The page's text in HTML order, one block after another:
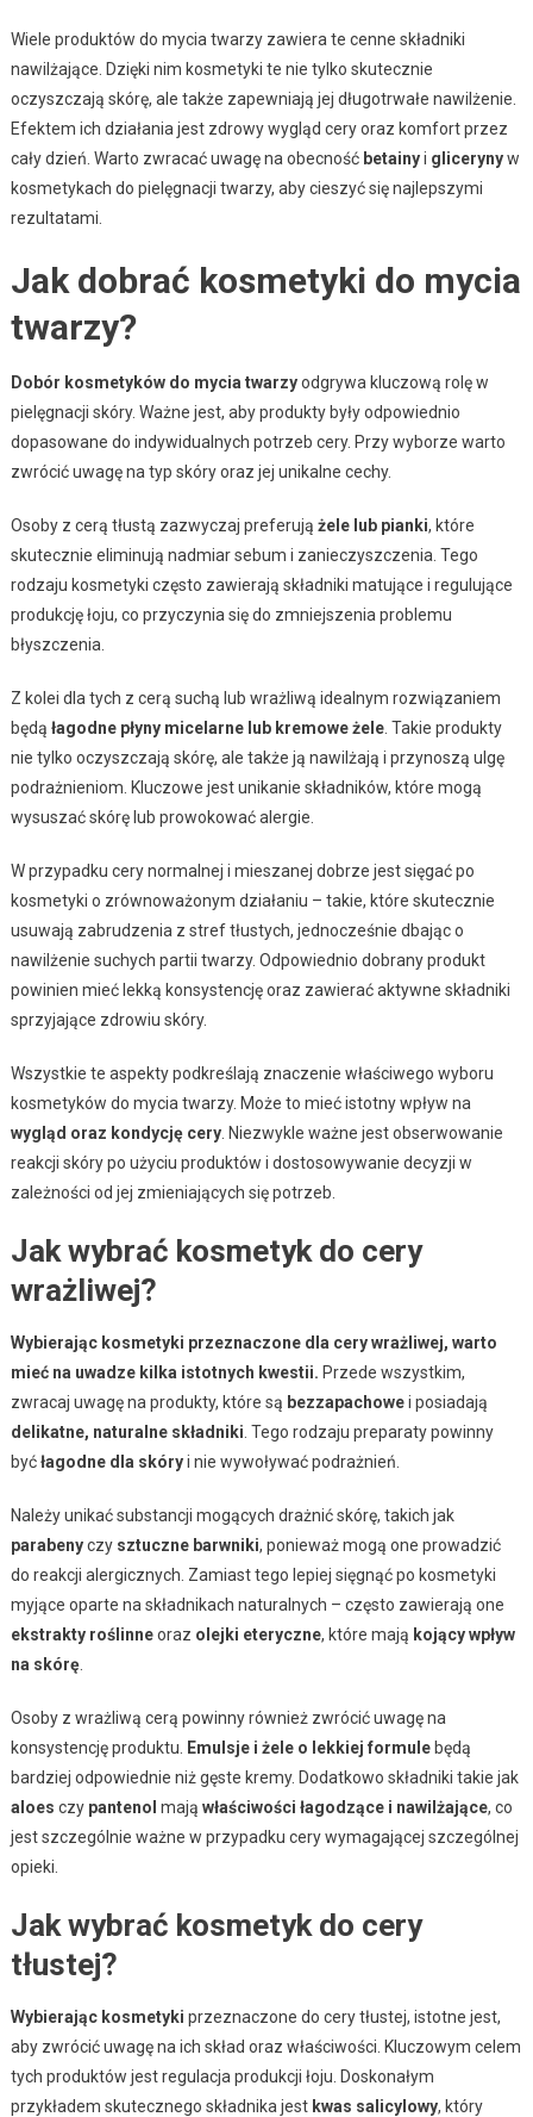
Wiele produktów do mycia twarzy zawiera te cenne składniki
nawilżające. Dzięki nim kosmetyki te nie tylko skutecznie
oczyszczają skórę, ale także zapewniają jej długotrwałe nawilżenie.
Efektem ich działania jest zdrowy wygląd cery oraz komfort przez
cały dzień. Warto zwracać uwagę na obecność betainyi glicerynyw
kosmetykach do pielęgnacji twarzy, aby cieszyć się najlepszymi
rezultatami.
Jak dobrać kosmetyki do mycia
twarzy?
Dobór kosmetyków do mycia twarzyodgrywa kluczową rolę w
pielęgnacji skóry. Ważne jest, aby produkty były odpowiednio
dopasowane do indywidualnych potrzeb cery. Przy wyborze warto
zwrócić uwagę na typ skóry oraz jej unikalne cechy.
Osoby z cerą tłustą zazwyczaj preferują żele lub pianki, które
skutecznie eliminują nadmiar sebum i zanieczyszczenia. Tego
rodzaju kosmetyki często zawierają składniki matujące i regulujące
produkcję łoju, co przyczynia się do zmniejszenia problemu
błyszczenia.
Z kolei dla tych z cerą suchą lub wrażliwą idealnym rozwiązaniem
będą łagodne płyny micelarne lub kremowe żele. Takie produkty
nie tylko oczyszczają skórę, ale także ją nawilżają i przynoszą ulgę
podrażnieniom. Kluczowe jest unikanie składników, które mogą
wysuszać skórę lub prowokować alergie.
W przypadku cery normalnej i mieszanej dobrze jest sięgać po
kosmetyki o zrównoważonym działaniu – takie, które skutecznie
usuwają zabrudzenia z stref tłustych, jednocześnie dbając o
nawilżenie suchych partii twarzy. Odpowiednio dobrany produkt
powinien mieć lekką konsystencję oraz zawierać aktywne składniki
sprzyjające zdrowiu skóry.
Wszystkie te aspekty podkreślają znaczenie właściwego wyboru
kosmetyków do mycia twarzy. Może to mieć istotny wpływ na
wygląd oraz kondycję cery. Niezwykle ważne jest obserwowanie
reakcji skóry po użyciu produktów i dostosowywanie decyzji w
zależności od jej zmieniających się potrzeb.
Jak wybrać kosmetyk do cery
wrażliwej?
Wybierając kosmetyki przeznaczone dla cery wrażliwej, warto
mieć na uwadze kilka istotnych kwestii. Przede wszystkim,
zwracaj uwagę na produkty, które są bezzapachowei posiadają
delikatne, naturalne składniki . Tego rodzaju preparaty powinny
byćłagodne dla skóryi nie wywoływać podrażnień.
Należy unikać substancji mogących drażnić skórę, takich jak
parabenyczy sztuczne barwniki, ponieważ mogą one prowadzić
do reakcji alergicznych. Zamiast tego lepiej sięgnąć po kosmetyki
myjące oparte na składnikach naturalnych – często zawierają one
ekstrakty roślinneoraz olejki eteryczne, które mają kojący wpływ
na skórę.
Osoby z wrażliwą cerą powinny również zwrócić uwagę na
konsystencję produktu.
Emulsje i żele o lekkiej formulebędą
bardziej odpowiednie niż gęste kremy. Dodatkowo składniki takie jak
aloes czy pantenol mają właściwości łagodzące i nawilżające, co
jest szczególnie ważne w przypadku cery wymagającej szczególnej
opieki.
Jak wybrać kosmetyk do cery
tłustej?
Wybierając kosmetyki przeznaczone do cery tłustej, istotne jest,
aby zwrócić uwagę na ich skład oraz właściwości. Kluczowym celem
tych produktów jest regulacja produkcji łoju. Doskonałym
przykładem skutecznego składnika jest kwas salicylowy, który